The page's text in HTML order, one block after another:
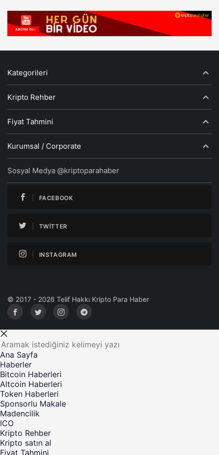
Kategorileri
Kripto Rehber
Fiyat Tahmini
Kurumsal / Corporate
Sosyal Medya @kriptoparahaber
FACEBOOK
TWITTER
INSTAGRAM
© 2017 - 2026 Telif Hakkı Kripto Para Haber
Ana Sayfa
Haberler
Bitcoin Haberleri
Altcoin Haberleri
Token Haberleri
Sponsorlu Makale
Madencilik
ICO
Kripto Rehber
Kripto satın al
Fiyat Tahmini